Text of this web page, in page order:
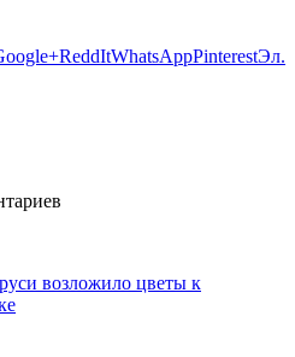
ReddItWhatsAppPinterestЭл.
возложило цветы к